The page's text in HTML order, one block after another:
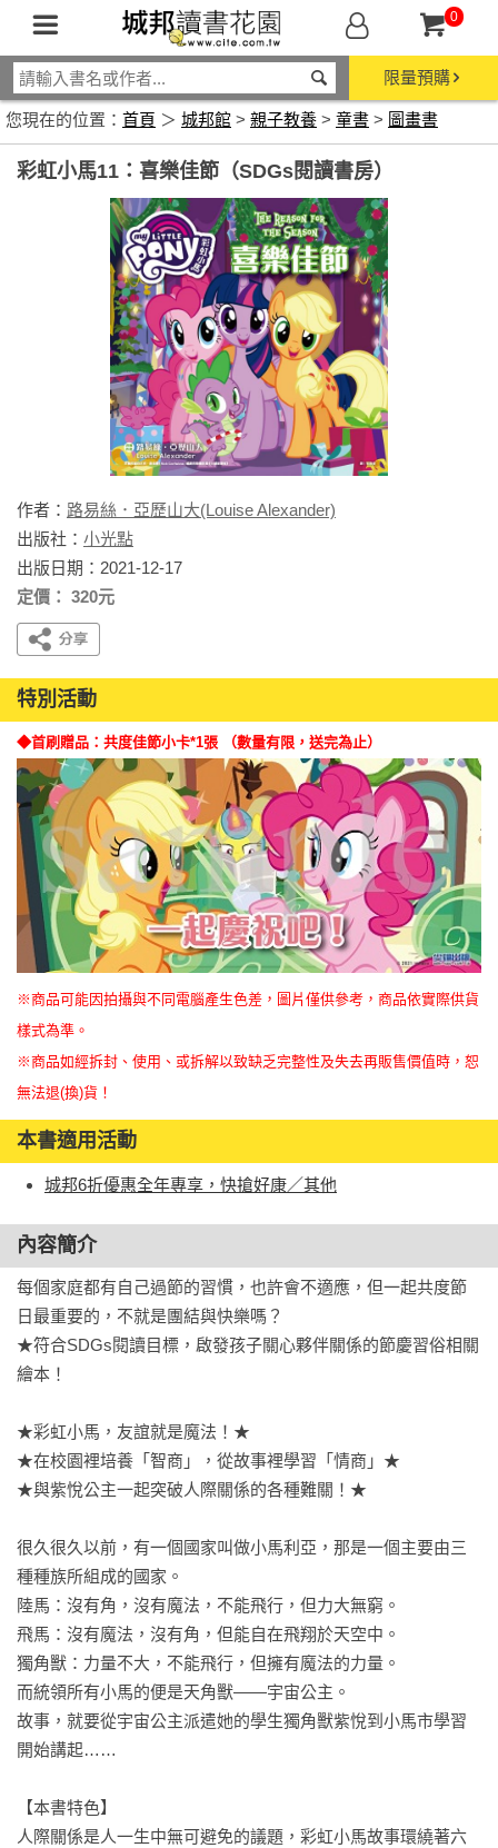
0
限量預購
您現在的位置： 首頁 ＞ 城邦館 > 親子教養 > 童書 > 圖畫書
彩虹小馬11：喜樂佳節（SDGs閱讀書房）
作者： 路易絲．亞歷山大(Louise Alexander)
出版社： 小光點
出版日期：2021-12-17
定價： 320元
特別活動
◆首刷贈品：共度佳節小卡*1張 （數量有限，送完為止）
※商品可能因拍攝與不同電腦產生色差，圖片僅供參考，商品依實際供貨
樣式為準。
※商品如經拆封、使用、或拆解以致缺乏完整性及失去再販售價值時，恕
無法退(換)貨！
本書適用活動
城邦6折優惠全年專享，快搶好康／其他
內容簡介
每個家庭都有自己過節的習慣，也許會不適應，但一起共度節
日最重要的，不就是團結與快樂嗎？
★符合SDGs閱讀目標，啟發孩子關心夥伴關係的節慶習俗相關
繪本！
★彩虹小馬，友誼就是魔法！★
★在校園裡培養「智商」，從故事裡學習「情商」★
★與紫悅公主一起突破人際關係的各種難關！★
很久很久以前，有一個國家叫做小馬利亞，那是一個主要由三
種種族所組成的國家。
陸馬：沒有角，沒有魔法，不能飛行，但力大無窮。
飛馬：沒有魔法，沒有角，但能自在飛翔於天空中。
獨角獸：力量不大，不能飛行，但擁有魔法的力量。
而統領所有小馬的便是天角獸——宇宙公主。
故事，就要從宇宙公主派遣她的學生獨角獸紫悅到小馬市學習
開始講起……
【本書特色】
人際關係是人一生中無可避免的議題，彩虹小馬故事環繞著六